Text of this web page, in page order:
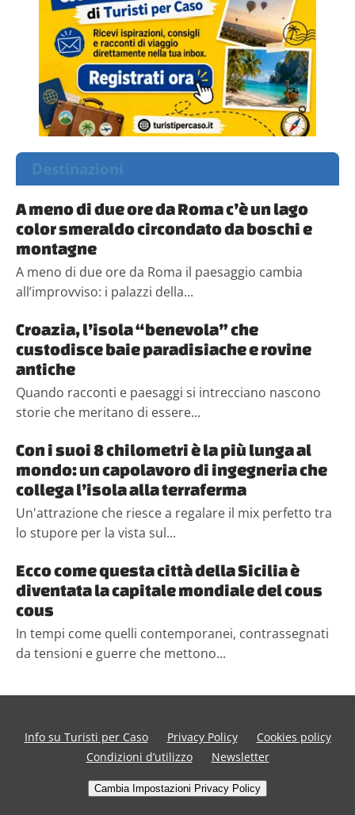
Destinazioni
A meno di due ore da Roma c’è un lago
color smeraldo circondato da boschi e
montagne
A meno di due ore da Roma il paesaggio cambia
all’improvviso: i palazzi della...
Croazia, l’isola “benevola” che
custodisce baie paradisiache e rovine
antiche
Quando racconti e paesaggi si intrecciano nascono
storie che meritano di essere...
Con i suoi 8 chilometri è la più lunga al
mondo: un capolavoro di ingegneria che
collega l’isola alla terraferma
Un'attrazione che riesce a regalare il mix perfetto tra
lo stupore per la vista sul...
Ecco come questa città della Sicilia è
diventata la capitale mondiale del cous
cous
In tempi come quelli contemporanei, contrassegnati
da tensioni e guerre che mettono...
Info su Turisti per Caso Privacy Policy
Cookies policy
Condizioni d’utilizzo
Newsletter
Cambia Impostazioni Privacy Policy